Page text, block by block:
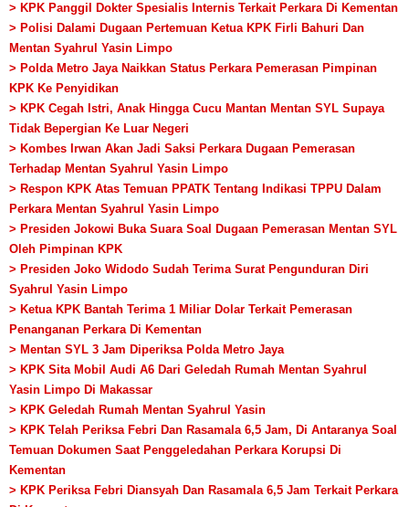
> KPK Panggil Dokter Spesialis Internis Terkait Perkara Di Kementan
> Polisi Dalami Dugaan Pertemuan Ketua KPK Firli Bahuri Dan
Mentan Syahrul Yasin Limpo
> Polda Metro Jaya Naikkan Status Perkara Pemerasan Pimpinan
KPK Ke Penyidikan
> KPK Cegah Istri, Anak Hingga Cucu Mantan Mentan SYL Supaya
Tidak Bepergian Ke Luar Negeri
> Kombes Irwan Akan Jadi Saksi Perkara Dugaan Pemerasan
Terhadap Mentan Syahrul Yasin Limpo
> Respon KPK Atas Temuan PPATK Tentang Indikasi TPPU Dalam
Perkara Mentan Syahrul Yasin Limpo
> Presiden Jokowi Buka Suara Soal Dugaan Pemerasan Mentan SYL
Oleh Pimpinan KPK
> Presiden Joko Widodo Sudah Terima Surat Pengunduran Diri
Syahrul Yasin Limpo
> Ketua KPK Bantah Terima 1 Miliar Dolar Terkait Pemerasan
Penanganan Perkara Di Kementan
> Mentan SYL 3 Jam Diperiksa Polda Metro Jaya
> KPK Sita Mobil Audi A6 Dari Geledah Rumah Mentan Syahrul
Yasin Limpo Di Makassar
> KPK Geledah Rumah Mentan Syahrul Yasin
> KPK Telah Periksa Febri Dan Rasamala 6,5 Jam, Di Antaranya Soal
Temuan Dokumen Saat Penggeledahan Perkara Korupsi Di
Kementan
> KPK Periksa Febri Diansyah Dan Rasamala 6,5 Jam Terkait Perkara